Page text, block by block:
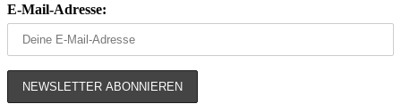
E-Mail-Adresse: